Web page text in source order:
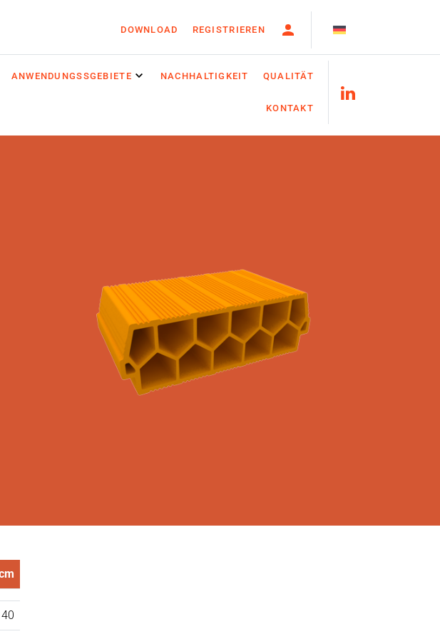
DOWNLOAD REGISTRIEREN
ANWENDUNGSSGEBIETE NACHHALTIGKEIT QUALITÄT
KONTAKT